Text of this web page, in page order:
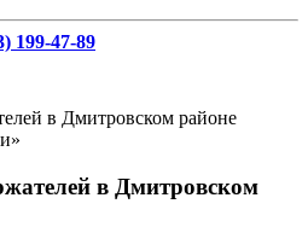
199-47-89
в Дмитровском